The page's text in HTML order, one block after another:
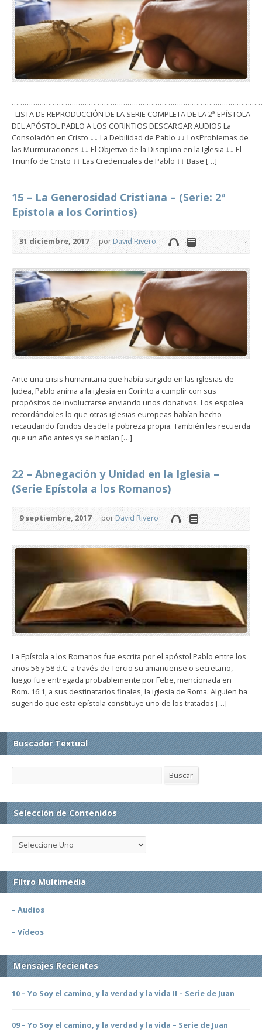
LISTA DE REPRODUCCIÓN DE LA SERIE COMPLETA DE LA 2ª EPÍSTOLA
DEL APÓSTOL PABLO A LOS CORINTIOS DESCARGAR AUDIOS La
Consolación en Cristo ↓↓ La Debilidad de Pablo ↓↓ LosProblemas de
las Murmuraciones ↓↓ El Objetivo de la Disciplina en la Iglesia ↓↓ El
Triunfo de Cristo ↓↓ Las Credenciales de Pablo ↓↓ Base […]
15 – La Generosidad Cristiana – (Serie: 2ª
Epístola a los Corintios)
31 diciembre, 2017 porDavid Rivero
Ante una crisis humanitaria que había surgido en las iglesias de
Judea, Pablo anima a la iglesia en Corinto a cumplir con sus
propósitos de involucrarse enviando unos donativos. Los espolea
recordándoles lo que otras iglesias europeas habían hecho
recaudando fondos desde la pobreza propia. También les recuerda
que un año antes ya se habían […]
22 – Abnegación y Unidad en la Iglesia –
(Serie Epístola a los Romanos)
9 septiembre, 2017 porDavid Rivero
La Epístola a los Romanos fue escrita por el apóstol Pablo entre los
años 56 y 58 d.C. a través de Tercio su amanuense o secretario,
luego fue entregada probablemente por Febe, mencionada en
Rom. 16:1, a sus destinatarios finales, la iglesia de Roma. Alguien ha
sugerido que esta epístola constituye uno de los tratados […]
Buscador Textual
Buscar
Selección de Contenidos
Filtro Multimedia
– Audios
– Vídeos
Mensajes Recientes
10 – Yo Soy el camino, y la verdad y la vida II – Serie de Juan
09 – Yo Soy el camino, y la verdad y la vida – Serie de Juan